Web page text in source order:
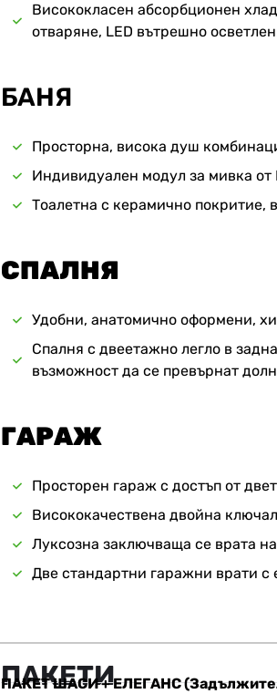
Висококласен абсорбционен
отваряне, LED вътрешно
БАНЯ
Просторна, висока душ
Индивидуален модул за мивка от
Тоалетна с керамично покритие,
СПАЛНЯ
Удобни, анатомично оформени,
Спалня с двеетажно легло в
възможност да се превърнат
ГАРАЖ
Просторен гараж с достъп от
Висококачествена двойна
Луксозна заключваща се врата
Две стандартни гаражни врати с
ПАКЕТИ
ПАКЕТ ШАСИ + ЕЛЕГАНС